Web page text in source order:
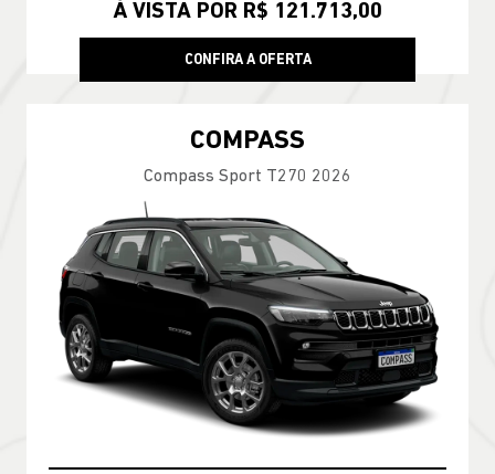
À VISTA POR R$ 121.713,00
CONFIRA A OFERTA
COMPASS
Compass Sport T270 2026